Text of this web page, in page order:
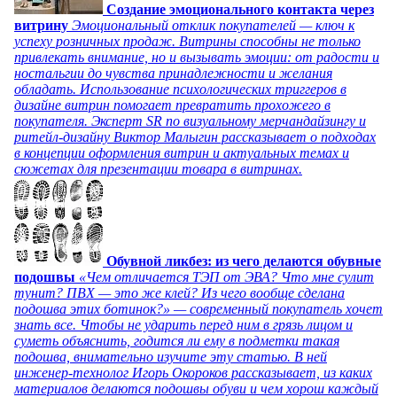
Создание эмоционального контакта через
витрину Эмоциональный отклик покупателей — ключ к
успеху розничных продаж. Витрины способны не только
привлекать внимание, но и вызывать эмоции: от радости и
ностальгии до чувства принадлежности и желания
обладать. Использование психологических триггеров в
дизайне витрин помогает превратить прохожего в
покупателя. Эксперт SR по визуальному мерчандайзингу и
ритейл-дизайну Виктор Малыгин рассказывает о подходах
в концепции оформления витрин и актуальных темах и
сюжетах для презентации товара в витринах.
Обувной ликбез: из чего делаются обувные
подошвы «Чем отличается ТЭП от ЭВА? Что мне сулит
тунит? ПВХ — это же клей? Из чего вообще сделана
подошва этих ботинок?» — современный покупатель хочет
знать все. Чтобы не ударить перед ним в грязь лицом и
суметь объяснить, годится ли ему в подметки такая
подошва, внимательно изучите эту статью. В ней
инженер-технолог Игорь Окороков рассказывает, из каких
материалов делаются подошвы обуви и чем хорош каждый